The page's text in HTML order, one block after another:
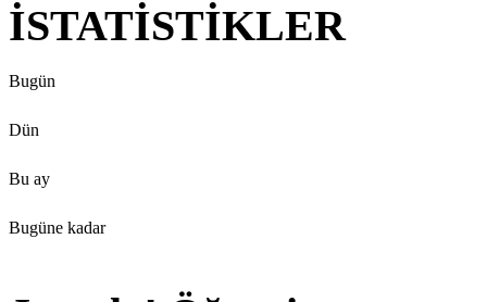
İSTATİSTİKLER
Bugün
Dün
Bu ay
Bugüne kadar